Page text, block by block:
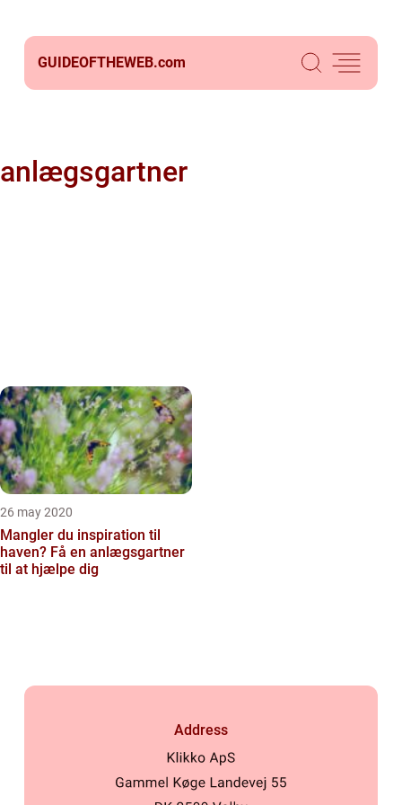
GUIDEOFTHEWEB.com
anlægsgartner
26 may 2020
Mangler du inspiration til
haven? Få en anlægsgartner
til at hjælpe dig
Address